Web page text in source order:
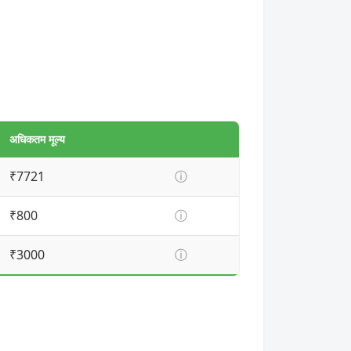
अधिकतम मूल्य
₹7721 ⓘ
₹800 ⓘ
₹3000 ⓘ